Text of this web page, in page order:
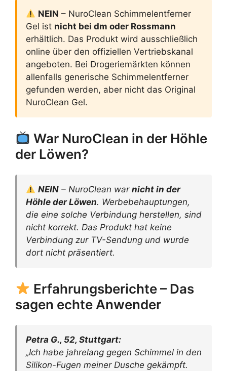
NEIN – NuroClean Schimmelentferner
Gel ist nicht bei dm oder Rossmann
erhältlich. Das Produkt wird ausschließlich
online über den offiziellen Vertriebskanal
angeboten. Bei Drogeriemärkten können
allenfalls generische Schimmelentferner
gefunden werden, aber nicht das Original
NuroClean Gel.
War NuroClean in der Höhle
der Löwen?
NEIN – NuroClean warnicht in der
Höhle der Löwen. Werbebehauptungen,
die eine solche Verbindung herstellen, sind
nicht korrekt. Das Produkt hat keine
Verbindung zur TV-Sendung und wurde
dort nicht präsentiert.
Erfahrungsberichte – Das
sagen echte Anwender
Petra G., 52, Stuttgart:
„Ich habe jahrelang gegen Schimmel in den
Silikon-Fugen meiner Dusche gekämpft.